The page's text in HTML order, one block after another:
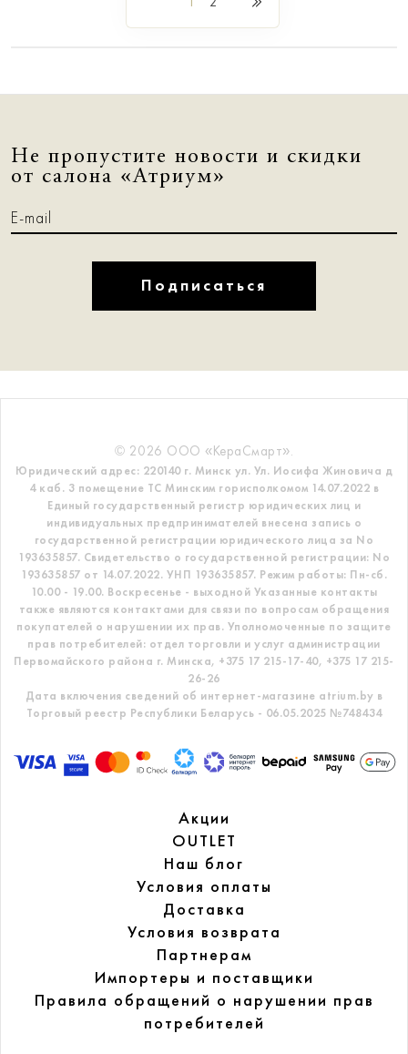
Не пропустите новости и скидки
от салона «Атриум»
Подписаться
© 2026 ООО «КераСмарт».
Юридический адрес: 220140 г. Минск ул. Ул. Иосифа Жиновича д
4 каб. 3 помещение ТС Минским горисполкомом 14.07.2022 в
Единый государственный регистр юридических лиц и
индивидуальных предпринимателей внесена запись о
государственной регистрации юридического лица за No
193635857. Свидетельство о государственной регистрации: No
193635857 от 14.07.2022. УНП 193635857. Режим работы: Пн-сб.
10.00 - 19.00. Воскресенье - выходной Указанные контакты
также являются контактами для связи по вопросам обращения
покупателей о нарушении их прав. Уполномоченные по защите
прав потребителей: отдел торговли и услуг администрации
Первомайского района г. Минска, +375 17 215-17-40, +375 17 215-
26-26
Дата включения сведений об интернет-магазине atrium.by в
Торговый реестр Республики Беларусь - 06.05.2025 №748434
Акции
OUTLET
Наш блог
Условия оплаты
Доставка
Условия возврата
Партнерам
Импортеры и поставщики
Правила обращений о нарушении прав
потребителей